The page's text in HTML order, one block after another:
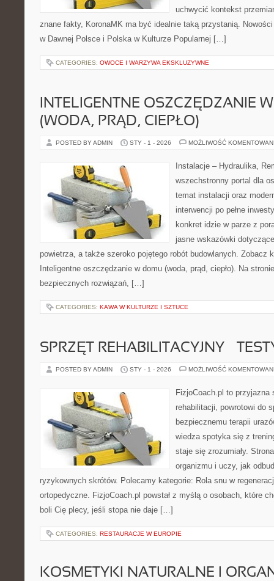
uchwycić kontekst
znane fakty, KoronaMK ma być idealnie taką przystanią.
w Dawnej Polsce i Polska w Kulturze Popularnej […]
CATEGORIES: OWOCE I WARZYWA EKSKLUZYWNE
INTELIGENTNE OSZCZĘDZANIE
(WODA, PRĄD, CIEPŁO)
POSTED BY ADMIN STY - 1 - 2026 MOŻLIWOŚĆ
Instalacje – Hydraulika,
wszechstronny portal dla
temat instalacji oraz
interwencji po pełne
konkret idzie w parze z
jasne wskazówki
powietrza, a także szeroko pojętego robót budowlanych. Zobacz
Inteligentne oszczędzanie w domu (woda, prąd, ciepło). Na
bezpiecznych rozwiązań, […]
CATEGORIES: KAWA W KULTURZE I SZTUCE
SPRZĘT REHABILITACYJNY –
POSTED BY ADMIN STY - 1 - 2026 MOŻLIWOŚĆ
FizjoCoach.pl to przyjazna
rehabilitacji, powrotowi do
bezpiecznemu terapii
wiedza spotyka się z
staje się zrozumiały.
organizmu i uczy, jak
ryzykownych skrótów. Polecamy kategorie: Rola snu w
ortopedyczne. FizjoCoach.pl powstał z myślą o osobach, które
boli Cię plecy, jeśli stopa nie daje […]
CATEGORIES: RESTAURACJE W EUROPIE
KOSMETYKI NATURALNE I